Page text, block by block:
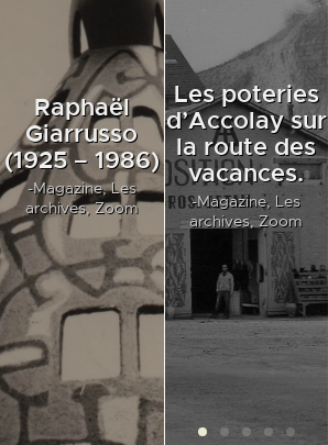
Raphaël
Giarrusso
(1925 – 1986)
-Magazine,Les
archives,Zoom
Les poteries
d’Accolay sur
la route des
vacances.
-Magazine, Les
archives,Zoom